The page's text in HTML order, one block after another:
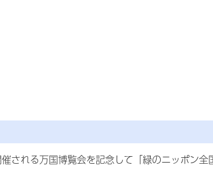
される万国博覧会を記念して「緑のニッポン全